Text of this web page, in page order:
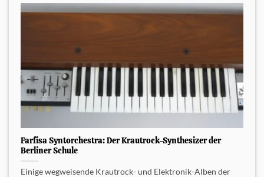
Farfisa Syntorchestra: Der Krautrock-Synthesizer der
Berliner Schule
Einige wegweisende Krautrock- und Elektronik-Alben der